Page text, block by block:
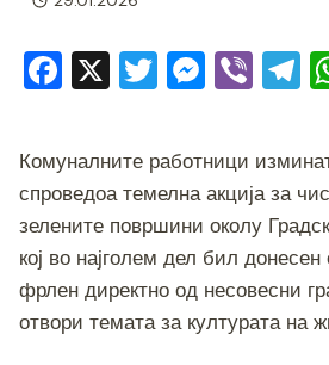
F
c
e
b
o
o
k
X T
tt
er
M
ss
e
n
g
er
Vi
er
T
e
a
Комуналните работници
спроведоа темелна акција за
зелените површини околу
кој во најголем дел бил
фрлен директно од несовесни
отвори темата за културата на